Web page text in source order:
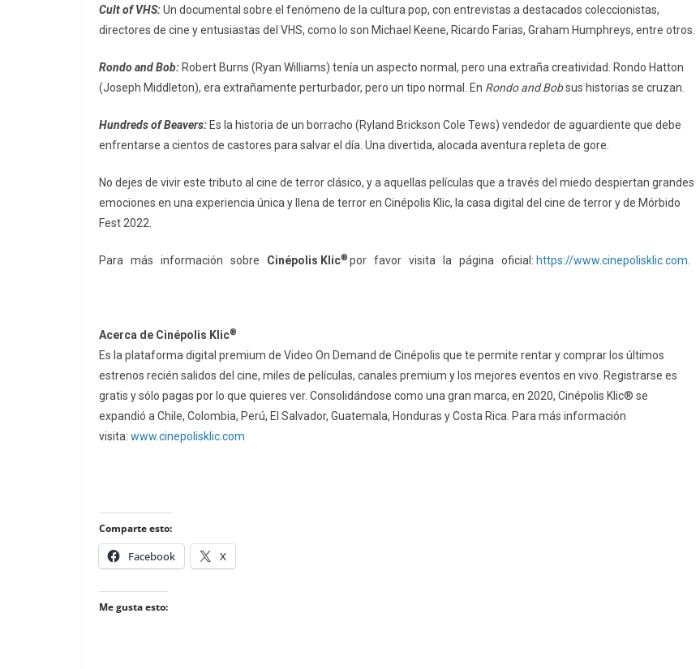
Cult of VHS:Un documental sobre el fenómeno de la cultura pop, con entrevistas a destacados coleccionistas,
directores de cine y entusiastas del VHS, como lo son Michael Keene, Ricardo Farias, Graham Humphreys, entre otros.
Rondo and Bob: Robert Burns (Ryan Williams) tenía un aspecto normal, pero una extraña creatividad. Rondo Hatton
(Joseph Middleton), era extrañamente perturbador, pero un tipo normal.
En Rondo and Bobsus historias se cruzan.
Hundreds of Beavers: Es la historia de un borracho (Ryland Brickson Cole Tews) vendedor de aguardiente que debe
enfrentarse a cientos de castores para salvar el día. Una divertida, alocada aventura repleta de gore.
No dejes de vivir este tributo al cine de terror clásico, y a aquellas películas que a través del miedo despiertan grandes
emociones en una experiencia única y llena de terror en Cinépolis Klic, la casa digital del cine de terror y de Mórbido
Fest 2022.
Para más información sobre Cinépolis Klic® por favor visita la página oficial: https://www.cinepolisklic.com
Acerca de Cinépolis Klic®️
Es la plataforma digital premium de Video On Demand de Cinépolis que te permite rentar y comprar los últimos
estrenos recién salidos del cine, miles de películas, canales premium y los mejores eventos en vivo. Registrarse es
gratis y sólo pagas por lo que quieres ver. Consolidándose como una gran marca, en 2020, Cinépolis Klic® se
expandió a Chile, Colombia, Perú, El Salvador, Guatemala, Honduras y Costa Rica. Para más información
visita: www.cinepolisklic.com
Comparte esto:
Facebook X
Me gusta esto: